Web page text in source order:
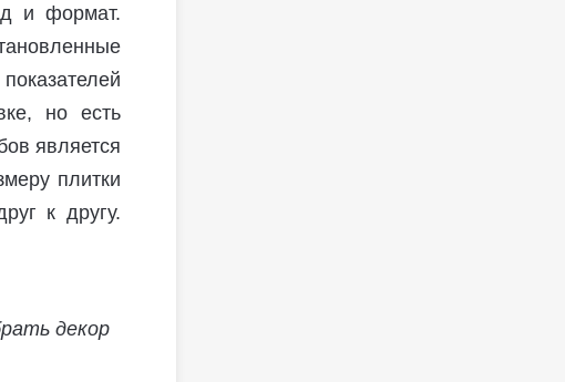
и формат.
но есть
является
плитки
к другу.
декор